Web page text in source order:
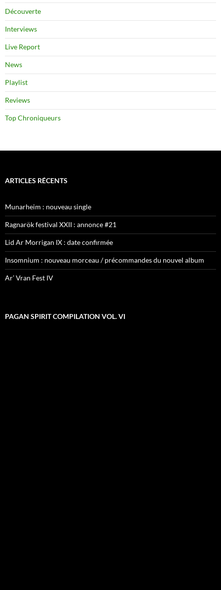
Découverte
Interviews
Live Report
News
Playlist
Reviews
Top Chroniqueurs
ARTICLES RÉCENTS
Munarheim : nouveau single
Ragnarök festival XXII : annonce #21
Lid Ar Morrigan IX : date confirmée
Insomnium : nouveau morceau / précommandes du nouvel album
Ar’ Vran Fest IV
PAGAN SPIRIT COMPILATION VOL. VI